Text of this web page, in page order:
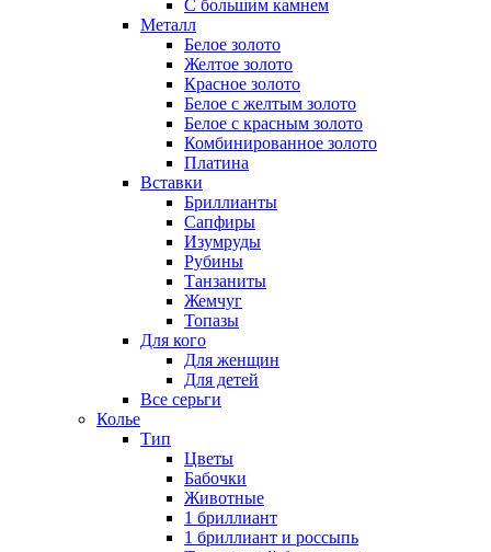
С большим камнем
Металл
Белое золото
Желтое золото
Красное золото
Белое с желтым золото
Белое с красным золото
Комбинированное золото
Платина
Вставки
Бриллианты
Сапфиры
Изумруды
Рубины
Танзаниты
Жемчуг
Топазы
Для кого
Для женщин
Для детей
Все серьги
Колье
Тип
Цветы
Бабочки
Животные
1 бриллиант
1 бриллиант и россыпь